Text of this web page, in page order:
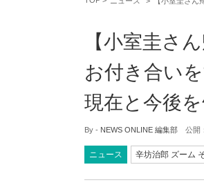
【小室圭さ
お付き合い
現在と今後
By - NEWS ONLINE 編集部 公開：
ニュース 辛坊治郎 ズーム